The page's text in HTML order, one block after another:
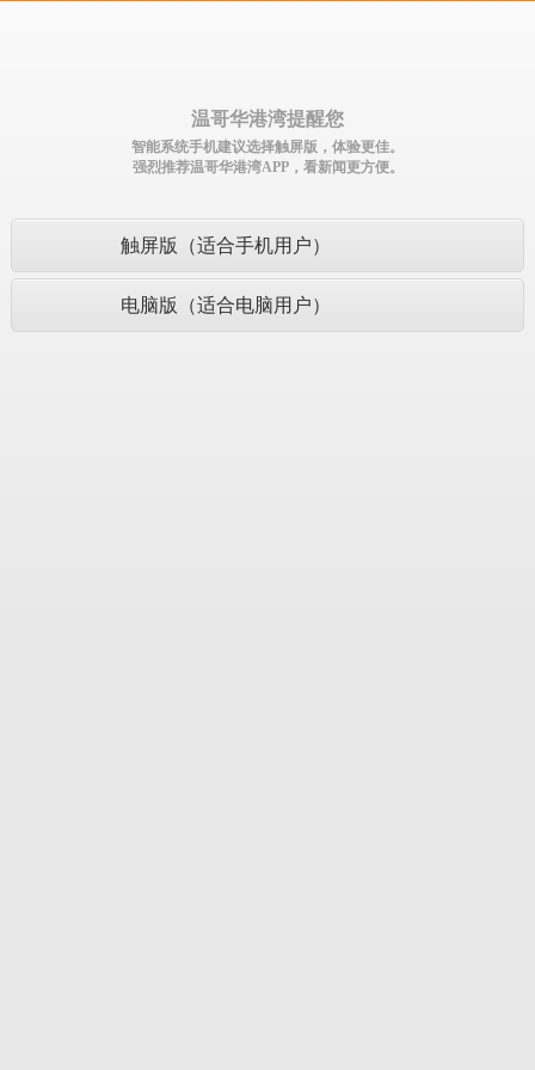
温哥华港湾提醒您
智能系统手机建议选择触屏版，体验更佳。
强烈推荐温哥华港湾APP，看新闻更方便。
触屏版（适合手机用户）
电脑版（适合电脑用户）